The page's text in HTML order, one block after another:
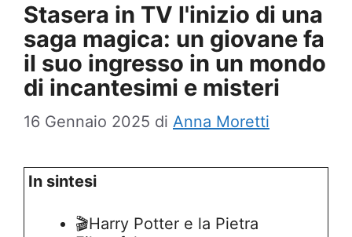
Stasera in TV l'inizio di una
saga magica: un giovane fa
il suo ingresso in un mondo
di incantesimi e misteri
16 Gennaio 2025 di Anna Moretti
In sintesi
🎬Harry Potter e la Pietra